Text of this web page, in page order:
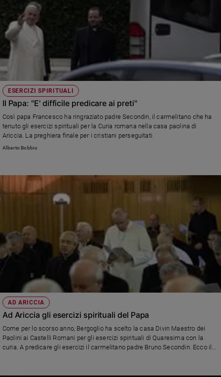
ESERCIZI SPIRITUALI
Il Papa: "E' difficile predicare ai preti"
Così papa Francesco ha ringraziato padre Secondin, il carmelitano che ha
tenuto gli esercizi spirituali per la Curia romana nella casa paolina di
Ariccia. La preghiera finale per i cristiani perseguitati
Alberto Bobbio
AD ARICCIA
Ad Ariccia gli esercizi spirituali del Papa
Come per lo scorso anno, Bergoglio ha scelto la casa Divin Maestro dei
Paolini ai Castelli Romani per gli esercizi spirituali di Quaresima con la
curia. A predicare gli esercizi il carmelitano padre Bruno Secondin. Ecco il